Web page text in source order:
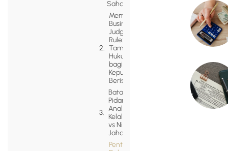
Saham
Memahami
Business
Judgment
Rule:
Tameng
Hukum
bagi
Keputusan
Berisiko
Batas
Pidana:
Analisis
Kelalaian
vs Niat
Jahat
Pentingnya